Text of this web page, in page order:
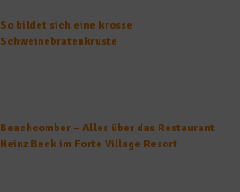
So bildet sich eine krosse
Schweinebratenkruste
Beachcomber – Alles über das Restaurant
Heinz Beck im Forte Village Resort